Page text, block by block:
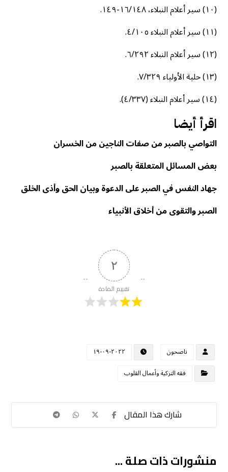
(١٠) سير أعلام النبلاء، ١٦/١٤٨-١٤٩.
(١١) سير أعلام النبلاء ٤/١٠٥.
(١٢) سير أعلام النبلاء ٦/٢٩٢.
(١٣) حلية الأولياء ٧/٣٢٩.
(١٤) سير أعلام النبلاء (٤/٣٣٧).
اقرأ أيضا
التواصي بالصبر من صفات الناجين من الخسران
بعض المسائل المتعلقة بالصبر
جهاد النفس في الصبر على الدعوة وبيان الحق وأذى الخلق
الصبر والتقوى من أخلاق الأنبياء
٢
تقييم المادة
ناصحون
٢٠٢٢-٠٩-١٩
فقه التزكية وأعمال القلوب
منشورات ذات صلة ...